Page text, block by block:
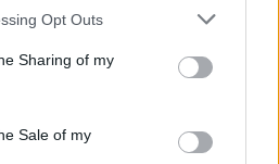
app uses one or more Google
behaviour. You may click to
and its third-party tags to
purposes in below Google
Opt Outs
Sharing of my
Sale of my
kvinner